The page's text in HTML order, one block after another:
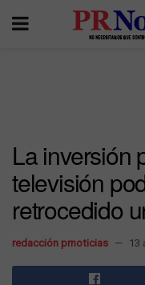
La inversión
televisión
retrocedido
redacción prnoticias 13